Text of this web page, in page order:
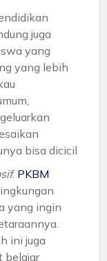
juga
yang
yang lebih
bisa dicicil
: PKBM
yang ingin
ini juga
belajar